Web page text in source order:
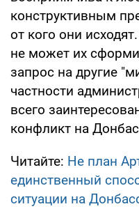
конструктивным
от кого они
не может их
запрос на другие
частности
всего
конфликт на
Читайте: Не план
единственный
ситуации на